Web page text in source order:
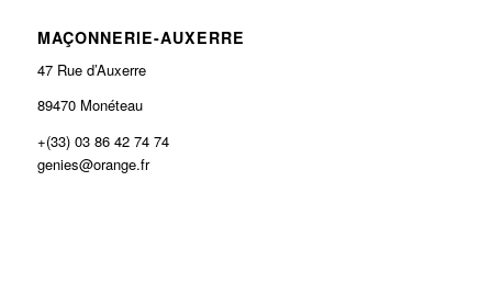
MAÇONNERIE-AUXERRE
47 Rue d’Auxerre
89470 Monéteau
+(33) 03 86 42 74 74
genies@orange.fr